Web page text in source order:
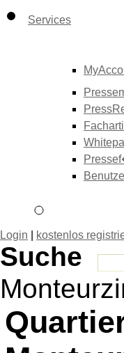
Services
Login kostenlos
Suche